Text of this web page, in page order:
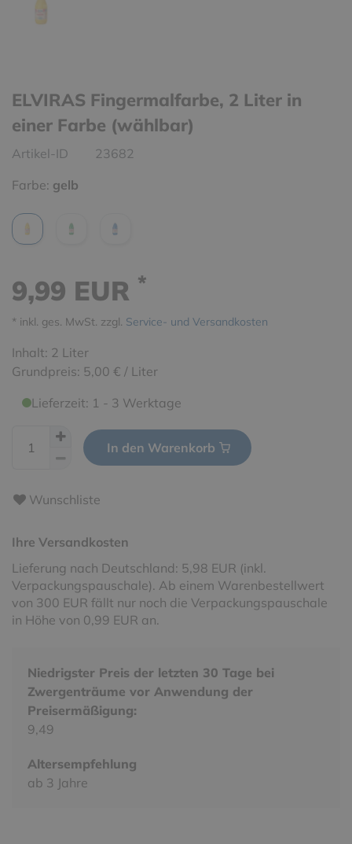
ELVIRAS Fingermalfarbe, 2 Liter in
einer Farbe (wählbar)
Artikel-ID
23682
Farbe: gelb
9,99 EUR *
* inkl. ges. MwSt. zzgl. Service- und Versandkosten
Inhalt: 2 Liter
Grundpreis: 5,00 € / Liter
Lieferzeit: 1 - 3 Werktage
In den Warenkorb
Wunschliste
Ihre Versandkosten
Lieferung nach Deutschland: 5,98 EUR (inkl.
Verpackungspauschale). Ab einem Warenbestellwert
von 300 EUR fällt nur noch die Verpackungspauschale
in Höhe von 0,99 EUR an.
Niedrigster Preis der letzten 30 Tage bei
Zwergenträume vor Anwendung der
Preisermäßigung:
9,49
Altersempfehlung
ab 3 Jahre